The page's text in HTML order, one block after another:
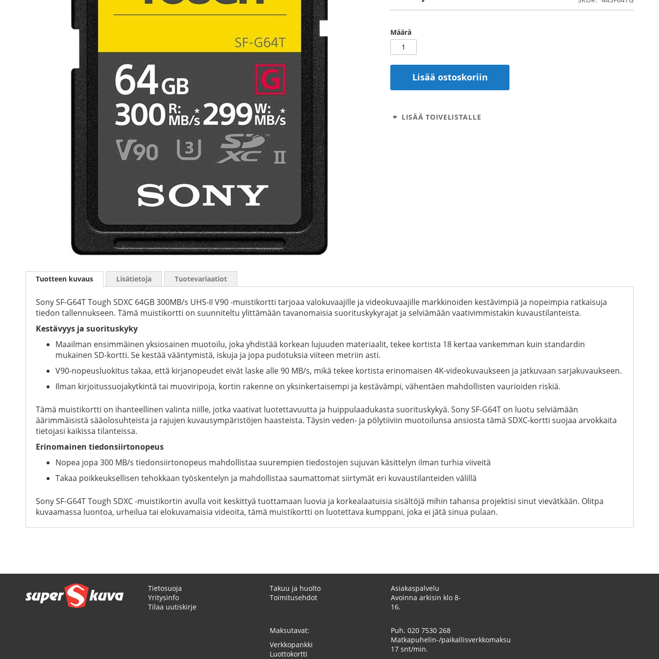
Määrä
Lisää ostoskoriin
LISÄÄ TOIVELISTALLE
to
images
gallery
Tuotteen kuvaus
Sony SF-G64T Tough SDXC 64GB 300MB/s UHS-II V90 -muistikortti tarjoaa valokuvaajille ja videokuvaajille markkinoiden kestävimpiä ja nopeimpia ratkaisuja
tiedon tallennukseen. Tämä muistikortti on suunniteltu ylittämään tavanomaisia suorituskykyrajat ja selviämään vaativimmistakin kuvaustilanteista.
Kestävyys ja suorituskyky
Maailman ensimmäinen yksiosainen muotoilu, joka yhdistää korkean lujuuden materiaalit, tekee kortista 18 kertaa vankemman kuin standardin
mukainen SD-kortti. Se kestää vääntymistä, iskuja ja jopa pudotuksia viiteen metriin asti.
V90-nopeusluokitus takaa, että kirjanopeudet eivät laske alle 90 MB/s, mikä tekee kortista erinomaisen 4K-videokuvaukseen ja jatkuvaan sarjakuvaukseen.
Ilman kirjoitussuojakytkintä tai muoviripoja, kortin rakenne on yksinkertaisempi ja kestävämpi, vähentäen mahdollisten vaurioiden riskiä.
Tämä muistikortti on ihanteellinen valinta niille, jotka vaativat luotettavuutta ja huippulaadukasta suorituskykyä. Sony SF-G64T on luotu selviämään
äärimmäisistä sääolosuhteista ja rajujen kuvausympäristöjen haasteista. Täysin veden- ja pölytiiviin muotoilunsa ansiosta tämä SDXC-kortti suojaa arvokkaita
tietojasi kaikissa tilanteissa.
Erinomainen tiedonsiirtonopeus
Nopea jopa 300 MB/s tiedonsiirtonopeus mahdollistaa suurempien tiedostojen sujuvan käsittelyn ilman turhia viiveitä
Takaa poikkeuksellisen tehokkaan työskentelyn ja mahdollistaa saumattomat siirtymät eri kuvaustilanteiden välillä
Sony SF-G64T Tough SDXC -muistikortin avulla voit keskittyä tuottamaan luovia ja korkealaatuisia sisältöjä mihin tahansa projektisi sinut vievätkään. Olitpa
kuvaamassa luontoa, urheilua tai elokuvamaisia videoita, tämä muistikortti on luotettava kumppani, joka ei jätä sinua pulaan.
Lisätietoja Tuotevariaatiot
Tietosuoja
Yritysinfo
Tilaa uutiskirje
Takuu ja huolto
Toimitusehdot
Maksutavat:
Verkkopankki
Luottokortti
Asiakaspalvelu
Avoinna arkisin klo 8-
16.
Puh. 020 7530 268
Matkapuhelin-/paikallisverkkomaksu
17 snt/min.